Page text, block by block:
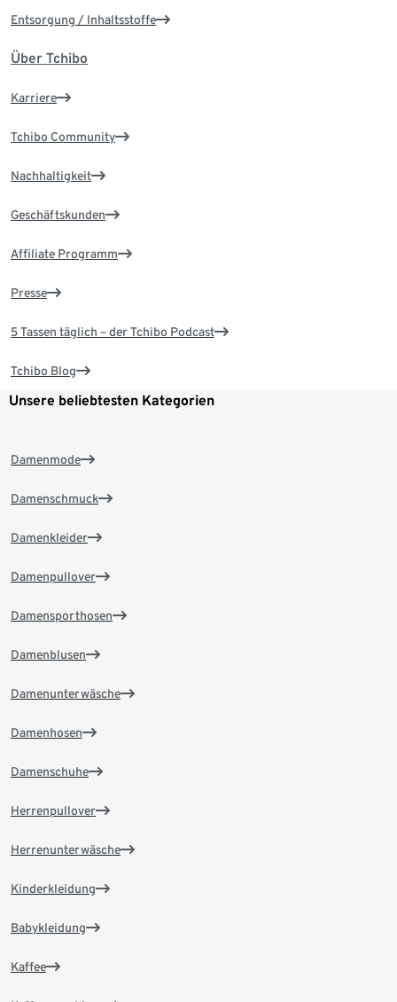
Entsorgung / Inhaltsstoffe
Über Tchibo
Karriere
Tchibo Community
Nachhaltigkeit
Geschäftskunden
Affiliate Programm
Presse
5 Tassen täglich – der Tchibo Podcast
Tchibo Blog
Unsere beliebtesten Kategorien
Damenmode
Damenschmuck
Damenkleider
Damenpullover
Damensporthosen
Damenblusen
Damenunterwäsche
Damenhosen
Damenschuhe
Herrenpullover
Herrenunterwäsche
Kinderkleidung
Babykleidung
Kaffee